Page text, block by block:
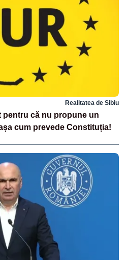
Realitatea de Sibiu
pentru că nu propune un
cum prevede Constituția!